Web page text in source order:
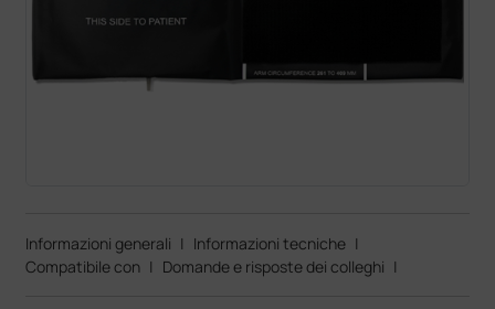
Informazioni generali | Informazioni tecniche |
Compatibile con | Domande e risposte dei colleghi |